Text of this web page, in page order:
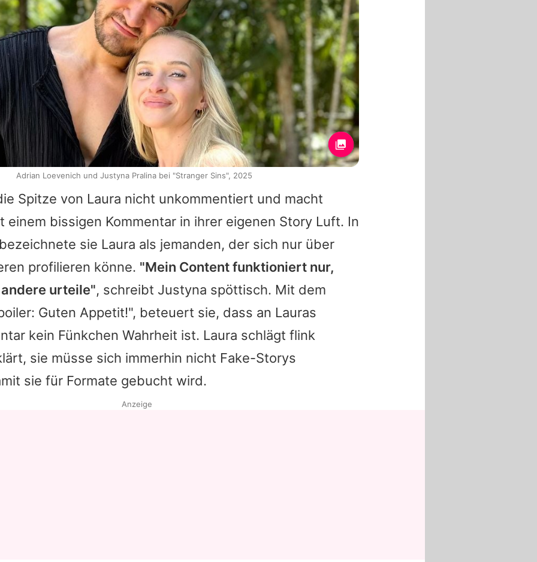
Spitze von Laura nicht unkommentiert und macht
einem bissigen Kommentar in ihrer eigenen Story Luft. In
sie Laura als jemanden, der sich nur über
profilieren könne. "Mein Content funktioniert nur,
urteile", schreibt Justyna spöttisch. Mit dem
Guten Appetit!", beteuert sie, dass an Lauras
kein Fünkchen Wahrheit ist. Laura schlägt flink
sie müsse sich immerhin nicht Fake-Storys
sie für Formate gebucht wird.
Adrian Loevenich und Justyna Pralina bei "Stranger Sins", 2025
Anzeige